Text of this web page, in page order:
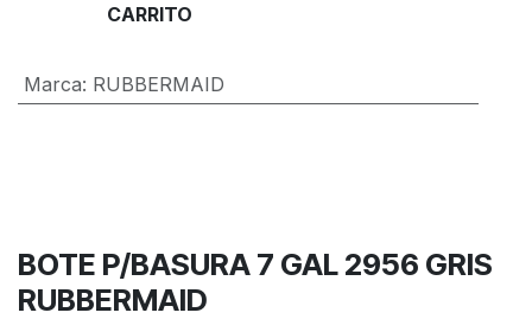
CARRITO
Marca: RUBBERMAID
BOTE P/BASURA 7 GAL 2956 GRIS
RUBBERMAID